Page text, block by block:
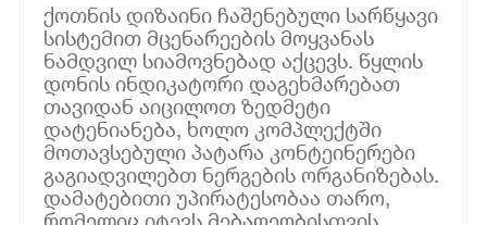
ქოთნის დიზაინი ჩაშენებული სარწყავი
სისტემით მცენარეების მოყვანას
ნამდვილ სიამოვნებად აქცევს. წყლის
დონის ინდიკატორი დაგეხმარებათ
თავიდან აიცილოთ ზედმეტი
დატენიანება, ხოლო კომპლექტში
მოთავსებული პატარა კონტეინერები
გაგიადვილებთ ნერგების ორგანიზებას.
დამატებითი უპირატესობაა თარო,
რომელიც იტევს მებაღეობისთვის